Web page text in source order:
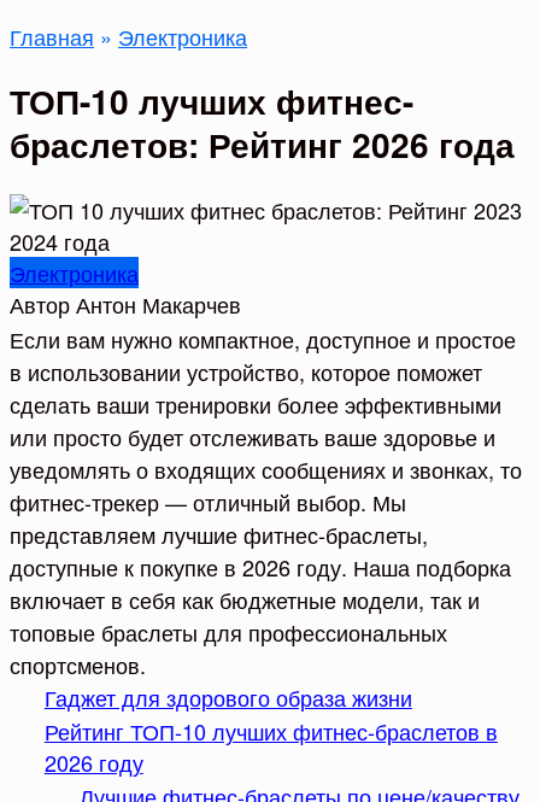
Главная » Электроника
ТОП-10 лучших фитнес-
браслетов: Рейтинг 2026 года
Электроника
АвторАнтон Макарчев
Если вам нужно компактное, доступное и простое
в использовании устройство, которое поможет
сделать ваши тренировки более эффективными
или просто будет отслеживать ваше здоровье и
уведомлять о входящих сообщениях и звонках, то
фитнес-трекер — отличный выбор. Мы
представляем лучшие фитнес-браслеты,
доступные к покупке в 2026 году. Наша подборка
включает в себя как бюджетные модели, так и
топовые браслеты для профессиональных
спортсменов.
Гаджет для здорового образа жизни
Рейтинг ТОП-10 лучших фитнес-браслетов в
2026 году